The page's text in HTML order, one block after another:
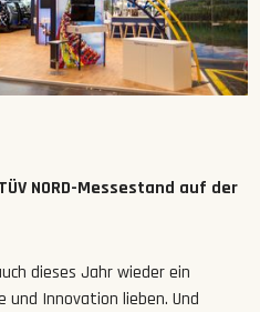
NORD-Messestand auf der
dieses Jahr wieder ein
Innovation lieben. Und